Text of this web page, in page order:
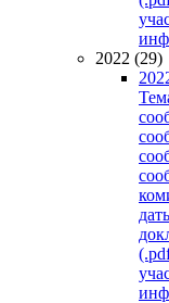
2022 (29)